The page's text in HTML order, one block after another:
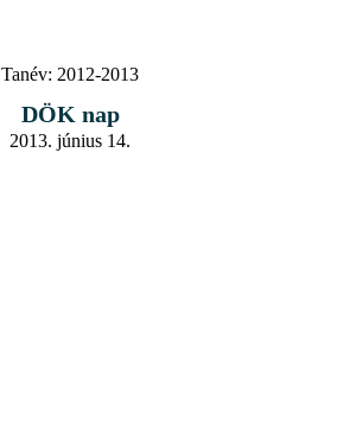
Tanév: 2012-2013
DÖK nap
2013. június 14.